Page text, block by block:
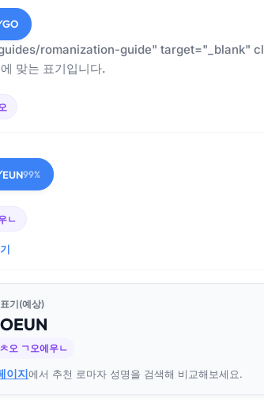
GO
romanization-guide" target="_blank"
맞는 표기입니다.
EUN99%
ㄴ
기(예상)
EUN
ㅊ오 ㄱ오에우ㄴ
이지에서 추천 로마자 성명을 검색해 비교해보세요.